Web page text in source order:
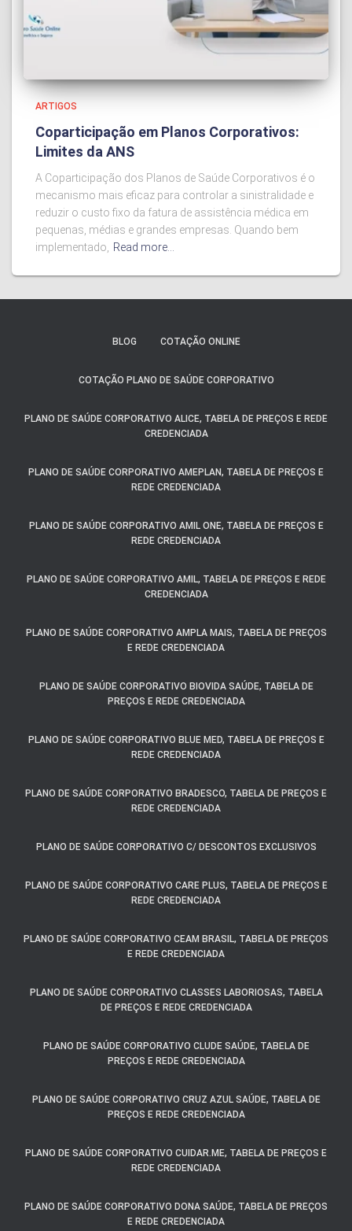
ARTIGOS
Coparticipação em Planos Corporativos:
Limites da ANS
A Coparticipação dos Planos de Saúde Corporativos é o
mecanismo mais eficaz para controlar a sinistralidade e
reduzir o custo fixo da fatura de assistência médica em
pequenas, médias e grandes empresas. Quando bem
implementado, Read more…
BLOG COTAÇÃO ONLINE
COTAÇÃO PLANO DE SAÚDE CORPORATIVO
PLANO DE SAÚDE CORPORATIVO ALICE, TABELA DE PREÇOS E REDE
CREDENCIADA
PLANO DE SAÚDE CORPORATIVO AMEPLAN, TABELA DE PREÇOS E
REDE CREDENCIADA
PLANO DE SAÚDE CORPORATIVO AMIL ONE, TABELA DE PREÇOS E
REDE CREDENCIADA
PLANO DE SAÚDE CORPORATIVO AMIL, TABELA DE PREÇOS E REDE
CREDENCIADA
PLANO DE SAÚDE CORPORATIVO AMPLA MAIS, TABELA DE PREÇOS
E REDE CREDENCIADA
PLANO DE SAÚDE CORPORATIVO BIOVIDA SAÚDE, TABELA DE
PREÇOS E REDE CREDENCIADA
PLANO DE SAÚDE CORPORATIVO BLUE MED, TABELA DE PREÇOS E
REDE CREDENCIADA
PLANO DE SAÚDE CORPORATIVO BRADESCO, TABELA DE PREÇOS E
REDE CREDENCIADA
PLANO DE SAÚDE CORPORATIVO C/ DESCONTOS EXCLUSIVOS
PLANO DE SAÚDE CORPORATIVO CARE PLUS, TABELA DE PREÇOS E
REDE CREDENCIADA
PLANO DE SAÚDE CORPORATIVO CEAM BRASIL, TABELA DE PREÇOS
E REDE CREDENCIADA
PLANO DE SAÚDE CORPORATIVO CLASSES LABORIOSAS, TABELA
DE PREÇOS E REDE CREDENCIADA
PLANO DE SAÚDE CORPORATIVO CLUDE SAÚDE, TABELA DE
PREÇOS E REDE CREDENCIADA
PLANO DE SAÚDE CORPORATIVO CRUZ AZUL SAÚDE, TABELA DE
PREÇOS E REDE CREDENCIADA
PLANO DE SAÚDE CORPORATIVO CUIDAR.ME, TABELA DE PREÇOS E
REDE CREDENCIADA
PLANO DE SAÚDE CORPORATIVO DONA SAÚDE, TABELA DE PREÇOS
E REDE CREDENCIADA